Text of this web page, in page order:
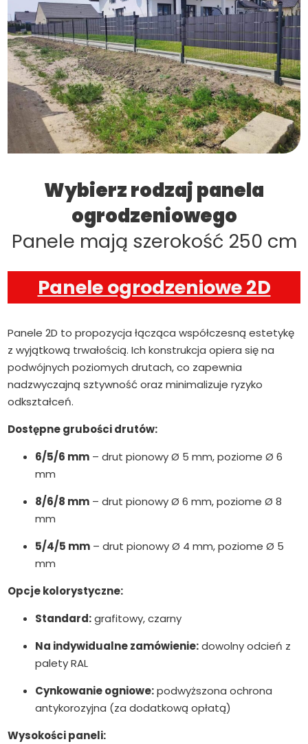
Wybierz rodzaj panela
ogrodzeniowego
Panele mają szerokość 250 cm
Panele ogrodzeniowe 2D
Panele 2D to propozycja łącząca współczesną estetykę
z wyjątkową trwałością. Ich konstrukcja opiera się na
podwójnych poziomych drutach, co zapewnia
nadzwyczajną sztywność oraz minimalizuje ryzyko
odkształceń.
Dostępne grubości drutów:
6/5/6 mm – drut pionowy Ø 5 mm, poziome Ø 6
mm
8/6/8 mm – drut pionowy Ø 6 mm, poziome Ø 8
mm
5/4/5 mm – drut pionowy Ø 4 mm, poziome Ø 5
mm
Opcje kolorystyczne:
Standard:grafitowy, czarny
Na indywidualne zamówienie:dowolny odcień z
palety RAL
Cynkowanie ogniowe:podwyższona ochrona
antykorozyjna (za dodatkową opłatą)
Wysokości paneli: